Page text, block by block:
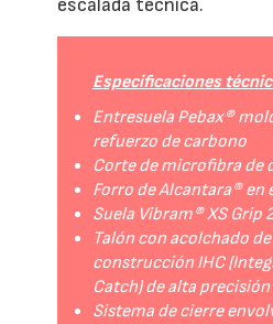
escalada técnica.
Especificaciones
Entresuela Pebax®
refuerzo de carbono
Corte de microfibra de
Forro de Alcantara® en
Suela Vibram® XS Grip
Talón con acolchado
construcción IHC
Catch) de alta precisión
Sistema de cierre